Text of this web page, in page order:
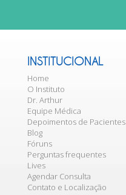
INSTITUCIONAL
Home
O Instituto
Dr. Arthur
Equipe Médica
Depoimentos de Pacientes
Blog
Fóruns
Perguntas frequentes
Lives
Agendar Consulta
Contato e Localização